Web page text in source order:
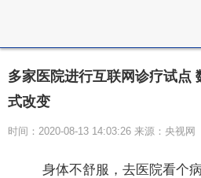
多家医院进行互联网诊疗试点
式改变
时间：2020-08-13 14:03:26 来源：央视网
身体不舒服，去医院看个